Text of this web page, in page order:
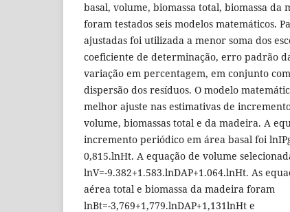
basal, volume, biomassa total, biomassa da
foram testados seis modelos matemáticos.
ajustadas foi utilizada a menor soma dos
coeficiente de determinação, erro padrão
variação em percentagem, em conjunto
dispersão dos resíduos. O modelo
melhor ajuste nas estimativas de
volume, biomassas total e da madeira. A
incremento periódico em área basal foi
0,815.lnHt. A equação de volume
lnV=-9.382+1.583.lnDAP+1.064.lnHt. As
aérea total e biomassa da madeira foram
lnBt=-3,769+1,779.lnDAP+1,131lnHt e